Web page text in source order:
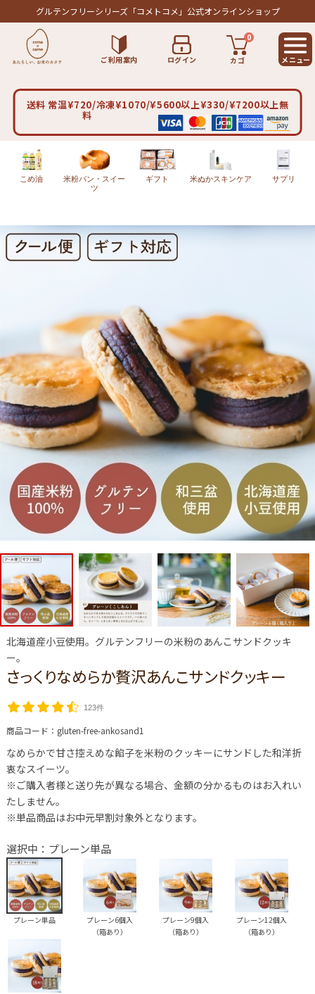
グルテンフリーシリーズ「コメトコメ」公式オンラインショップ
ご利用案内 ログイン カゴ
0
送料 常温¥720/冷凍¥1070/¥5600以上¥330/¥7200以上無
料
こめ油
米粉パン・スイー
ツ
ギフト 米ぬかスキンケア サプリ
北海道産小豆使用。グルテンフリーの米粉のあんこサンドクッキ
ー。
さっくりなめらか贅沢あんこサンドクッキー
123件
商品コード： gluten-free-ankosand1
なめらかで甘さ控えめな餡子を米粉のクッキーにサンドした和洋折
衷なスイーツ。
※ご購入者様と送り先が異なる場合、金額の分かるものはお入れい
たしません。
※単品商品はお中元早割対象外となります。
選択中：プレーン単品
プレーン単品
プレーン6個入
（箱あり）
プレーン9個入
（箱あり）
プレーン12個入
（箱あり）